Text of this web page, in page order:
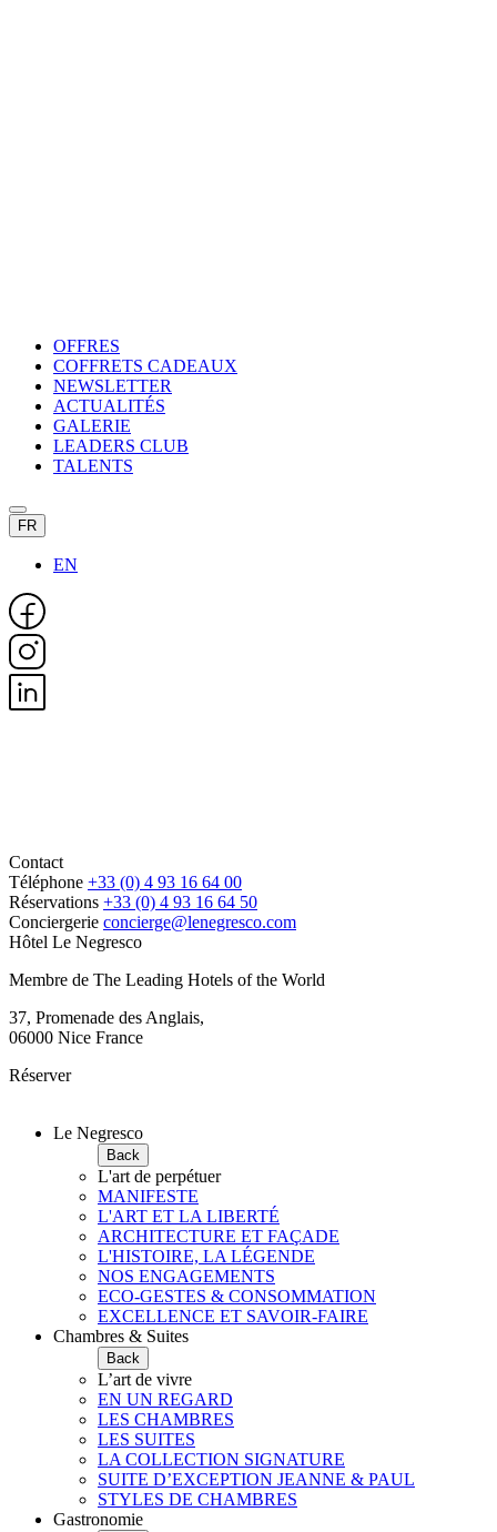
OFFRES
COFFRETS CADEAUX
NEWSLETTER
ACTUALITÉS
GALERIE
LEADERS CLUB
TALENTS
FR
EN
Contact
Téléphone +33 (0) 4 93 16 64 00
Réservations +33 (0) 4 93 16 64 50
Conciergerie concierge@lenegresco.com
Hôtel Le Negresco
Membre de The Leading Hotels of the World
37, Promenade des Anglais,
06000 Nice France
Réserver
Le Negresco
Back
L'art de perpétuer
MANIFESTE
L'ART ET LA LIBERTÉ
ARCHITECTURE ET FAÇADE
L'HISTOIRE, LA LÉGENDE
NOS ENGAGEMENTS
ECO-GESTES & CONSOMMATION
EXCELLENCE ET SAVOIR-FAIRE
Chambres & Suites
Back
L’art de vivre
EN UN REGARD
LES CHAMBRES
LES SUITES
LA COLLECTION SIGNATURE
SUITE D’EXCEPTION JEANNE & PAUL
STYLES DE CHAMBRES
Gastronomie